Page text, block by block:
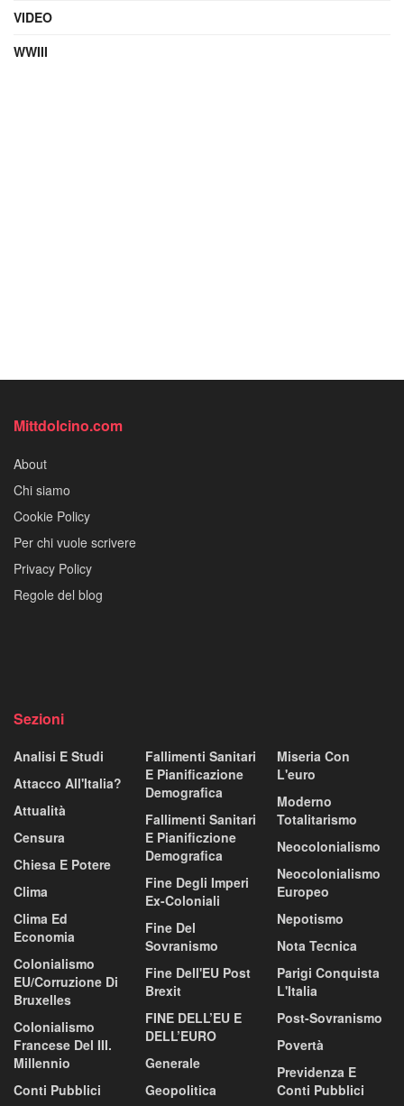
VIDEO
WWIII
Mittdolcino.com
About
Chi siamo
Cookie Policy
Per chi vuole scrivere
Privacy Policy
Regole del blog
Sezioni
Analisi E Studi
Attacco All'Italia?
Attualità
Censura
Chiesa E Potere
Clima
Clima Ed
Economia
Colonialismo
EU/corruzione Di
Bruxelles
Colonialismo
Francese Del III.
Millennio
Conti Pubblici
Fallimenti Sanitari
E Pianificazione
Demografica
Fallimenti Sanitari
E Pianificzione
Demografica
Fine Degli Imperi
Ex-Coloniali
Fine Del
Sovranismo
Fine Dell'EU Post
Brexit
FINE DELL’EU E
DELL’EURO
Generale
Geopolitica
Miseria Con
L'euro
Moderno
Totalitarismo
Neocolonialismo
Neocolonialismo
Europeo
Nepotismo
Nota Tecnica
Parigi Conquista
L'Italia
Post-Sovranismo
Povertà
Previdenza E
Conti Pubblici